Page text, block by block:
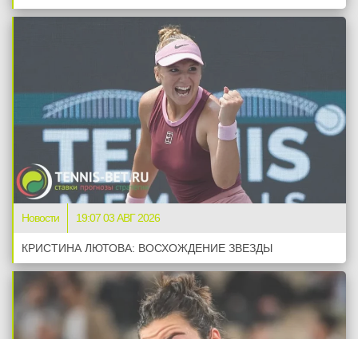
Новости 19:07 03 АВГ 2026
КРИСТИНА ЛЮТОВА: ВОСХОЖДЕНИЕ ЗВЕЗДЫ